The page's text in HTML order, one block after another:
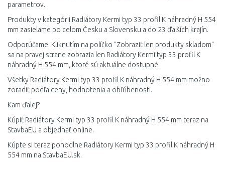
parametrov.
Produkty v kategórii Radiátory Kermi typ 33 profil K náhradný H 554
mm zasielame po celom Česku a Slovensku a do 23 ďalších krajín.
Odporúčame: Kliknutím na políčko "Zobraziť len produkty skladom"
sa na pravej strane zobrazia len Radiátory Kermi typ 33 profil K
náhradný H 554 mm, ktoré sú aktuálne dostupné.
Všetky Radiátory Kermi typ 33 profil K náhradný H 554 mm možno
zoradiť podľa ceny, hodnotenia a obľúbenosti.
Kam ďalej?
Kúpiť Radiátory Kermi typ 33 profil K náhradný H 554 mm teraz na
StavbaEU a objednať online.
Kúpte si teraz pohodlne Radiátory Kermi typ 33 profil K náhradný H
554 mm na StavbaEU.sk.